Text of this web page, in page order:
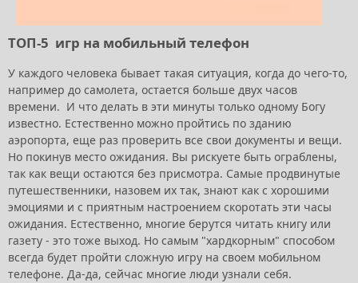
ТОП-5 игр на мобильный телефон
У каждого человека бывает такая ситуация, когда до чего-то,
например до самолета, остается больше двух часов
времени. И что делать в эти минуты только одному Богу
известно. Естественно можно пройтись по зданию
аэропорта, еще раз проверить все свои документы и вещи.
Но покинув место ожидания. Вы рискуете быть ограблены,
так как вещи остаются без присмотра. Самые продвинутые
путешественники, назовем их так, знают как с хорошими
эмоциями и с приятным настроением скоротать эти часы
ожидания. Естественно, многие берутся читать книгу или
газету - это тоже выход. Но самым "хардкорным" способом
всегда будет пройти сложную игру на своем мобильном
телефоне. Да-да, сейчас многие люди узнали себя.